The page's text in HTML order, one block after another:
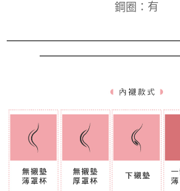
鋼圈： 有